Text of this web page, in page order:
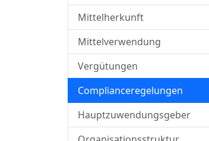
Mittelherkunft
Mittelverwendung
Vergütungen
Complianceregelungen
Hauptzuwendungsgeber